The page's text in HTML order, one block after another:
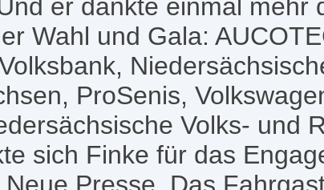
er dankte einmal mehr
Wahl und Gala:
ProSenis,
Volks- und
sich Finke für das